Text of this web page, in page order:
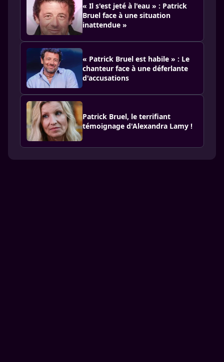
« Il s'est jeté à l'eau » : Patrick
Bruel face à une situation
inattendue »
« Patrick Bruel est habile » : Le
chanteur face à une déferlante
d'accusations
Patrick Bruel, le terrifiant
témoignage d'Alexandra Lamy !